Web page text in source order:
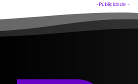
-Publicidade -